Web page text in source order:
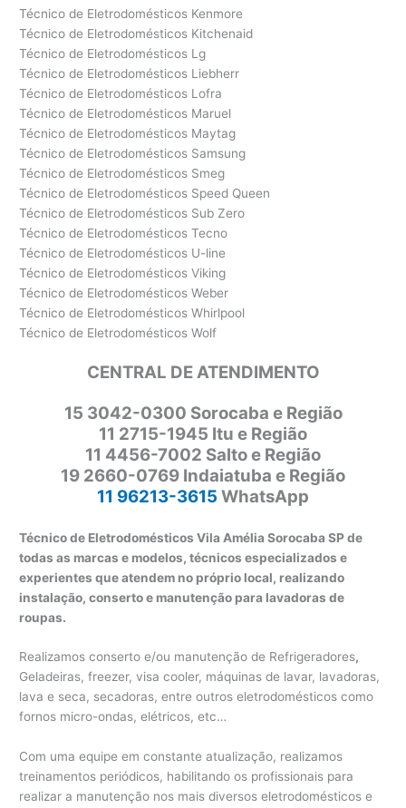
Técnico de Eletrodomésticos Kenmore
Técnico de Eletrodomésticos Kitchenaid
Técnico de Eletrodomésticos Lg
Técnico de Eletrodomésticos Liebherr
Técnico de Eletrodomésticos Lofra
Técnico de Eletrodomésticos Maruel
Técnico de Eletrodomésticos Maytag
Técnico de Eletrodomésticos Samsung
Técnico de Eletrodomésticos Smeg
Técnico de Eletrodomésticos Speed Queen
Técnico de Eletrodomésticos Sub Zero
Técnico de Eletrodomésticos Tecno
Técnico de Eletrodomésticos U-line
Técnico de Eletrodomésticos Viking
Técnico de Eletrodomésticos Weber
Técnico de Eletrodomésticos Whirlpool
Técnico de Eletrodomésticos Wolf
CENTRAL DE ATENDIMENTO
15 3042-0300 Sorocaba e Região
11 2715-1945 Itu e Região
11 4456-7002 Salto e Região
19 2660-0769 Indaiatuba e Região
11 96213-3615 WhatsApp
Técnico de Eletrodomésticos Vila Amélia Sorocaba SP de
todas as marcas e modelos, técnicos especializados e
experientes que atendem no próprio local, realizando
instalação, conserto e manutenção para lavadoras de
roupas.
Realizamos conserto e/ou manutenção de Refrigeradores,
Geladeiras, freezer, visa cooler, máquinas de lavar, lavadoras,
lava e seca, secadoras, entre outros eletrodomésticos como
fornos micro-ondas, elétricos, etc…
Com uma equipe em constante atualização, realizamos
treinamentos periódicos, habilitando os profissionais para
realizar a manutenção nos mais diversos eletrodomésticos e